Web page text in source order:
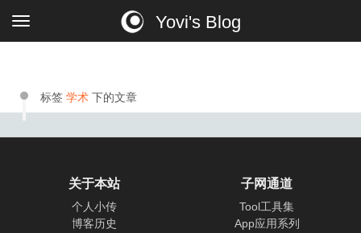
Yovi's Blog
标签 学术 下的文章
关于本站
个人小传
博客历史
子网通道
Tool工具集
App应用系列